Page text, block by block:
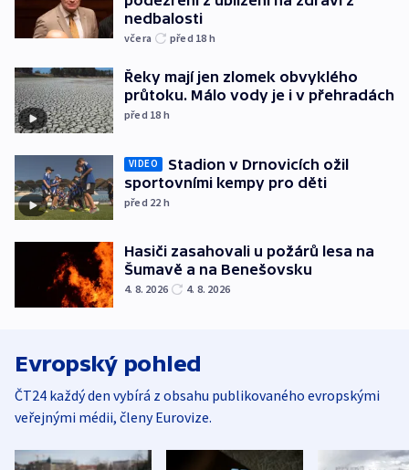
nedbalosti
včera před 18 h
Řeky mají jen zlomek obvyklého
průtoku. Málo vody je i v přehradách
před 18 h
VIDEO
Stadion v Drnovicích ožil
sportovními kempy pro děti
před 22 h
Hasiči zasahovali u požárů lesa na
Šumavě a na Benešovsku
4. 8. 2026 4. 8. 2026
Evropský pohled
ČT24 každý den vybírá z obsahu publikovaného evropskými
veřejnými médii, členy Eurovize.